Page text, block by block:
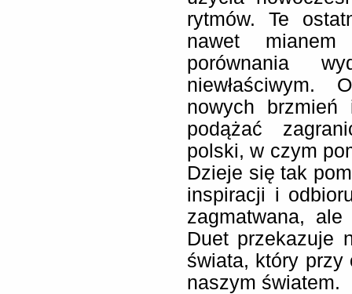
rytmów. Te
nawet
porównania
niewłaściwym.
nowych
podążać
polski, w czym
Dzieje się tak
inspiracji i
zagmatwana,
Duet przekazuje
świata, który przy
naszym światem.